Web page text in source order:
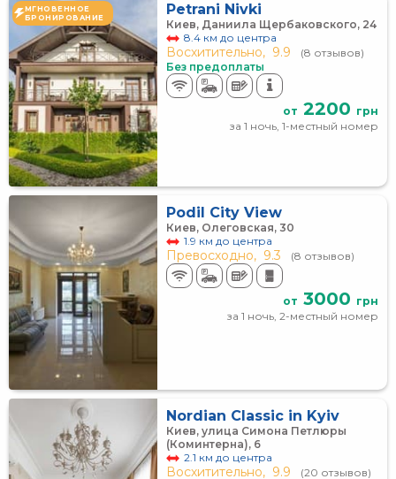
МГНОВЕННОЕ
БРОНИРОВАНИЕ
Petrani Nivki
Киев, Даниила Щербаковского, 24
8.4 км до центра
Восхитительно, 9.9
(8 отзывов)
Без предоплаты
от 2200 грн
за 1 ночь, 1-местный номер
Podil City View
Киев, Олеговская, 30
1.9 км до центра
Превосходно, 9.3 (8 отзывов)
от 3000 грн
за 1 ночь, 2-местный номер
Nordian Classic in Kyiv
Киев, улица Симона Петлюры
(Коминтерна), 6
2.1 км до центра
Восхитительно, 9.9 (20 отзывов)